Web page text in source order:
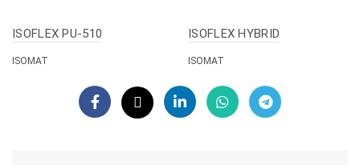
ISOFLEX PU-510
ISOMAT
ISOFLEX HYBRID
ISOMAT